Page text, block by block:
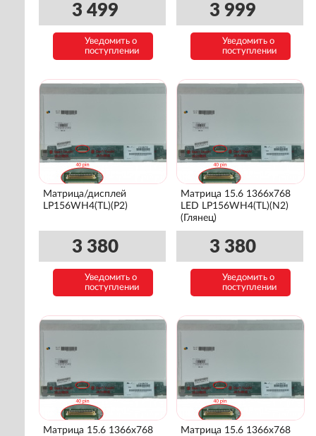
3 499
Уведомить о
поступлении
3 999
Уведомить о
поступлении
Матрица/дисплей
LP156WH4(TL)(P2)
3 380
Уведомить о
поступлении
Матрица 15.6 1366x768
LED LP156WH4(TL)(N2)
(Глянец)
3 380
Уведомить о
поступлении
Матрица 15.6 1366x768
Матрица 15.6 1366x768